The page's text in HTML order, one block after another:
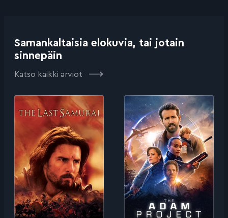
Samankaltaisia elokuvia, tai jotain
sinnepäin
Katso kaikki arviot